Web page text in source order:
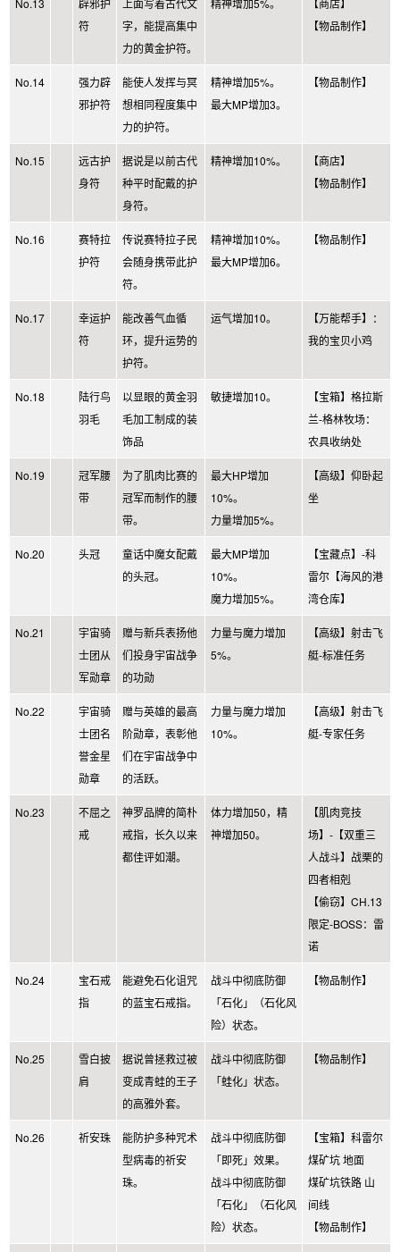
No.13
辟邪护
符
上面写着古代文
字，能提高集中
力的黄金护符。
精神增加5%。
【商店】
【物品制作】
No.14
强力辟
邪护符
能使人发挥与冥
想相同程度集中
力的护符。
精神增加5%。
最大MP增加3。
【物品制作】
No.15
远古护
身符
据说是以前古代
种平时配戴的护
身符。
精神增加10%。
【商店】
【物品制作】
No.16
赛特拉
护符
传说赛特拉子民
会随身携带此护
符。
精神增加10%。
最大MP增加6。
【物品制作】
No.17
幸运护
符
能改善气血循
环，提升运势的
护符。
运气增加10。
【万能帮手】：
我的宝贝小鸡
No.18
陆行鸟
羽毛
以显眼的黄金羽
毛加工制成的装
饰品
敏捷增加10。
【宝箱】格拉斯
兰-格林牧场：
农具收纳处
No.19
冠军腰
带
为了肌肉比赛的
冠军而制作的腰
带。
最大HP增加
10%。
力量增加5%。
【高级】仰卧起
坐
No.20 头冠
童话中魔女配戴
的头冠。
最大MP增加
10%。
魔力增加5%。
【宝藏点】-科
雷尔【海风的港
湾仓库】
No.21
宇宙骑
士团从
军勋章
赠与新兵表扬他
们投身宇宙战争
的功勋
力量与魔力增加
5%。
【高级】射击飞
艇-标准任务
No.22
宇宙骑
士团名
誉金星
勋章
赠与英雄的最高
阶勋章，表彰他
们在宇宙战争中
的活跃。
力量与魔力增加
10%。
【高级】射击飞
艇-专家任务
No.23
不屈之
戒
神罗品牌的简朴
戒指，长久以来
都佳评如潮。
体力增加50，精
神增加50。
【肌肉竞技
场】-【双重三
人战斗】战栗的
四者相剋
【偷窃】CH.13
限定-BOSS：雷
诺
No.24
宝石戒
指
能避免石化诅咒
的蓝宝石戒指。
战斗中彻底防御
「石化」（石化风
险）状态。
【物品制作】
No.25
雪白披
肩
据说曾拯救过被
变成青蛙的王子
的高雅外套。
战斗中彻底防御
「蛙化」状态。
【物品制作】
No.26 祈安珠
能防护多种咒术
型病毒的祈安
珠。
战斗中彻底防御
「即死」效果。
战斗中彻底防御
「石化」（石化风
险）状态。
【宝箱】科雷尔
煤矿坑 地面
煤矿坑铁路 山
间线
【物品制作】